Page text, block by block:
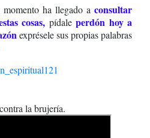
ha llegado a consultar
cosas, pídaleperdón hoy a
exprésele sus propias palabras
la brujería.